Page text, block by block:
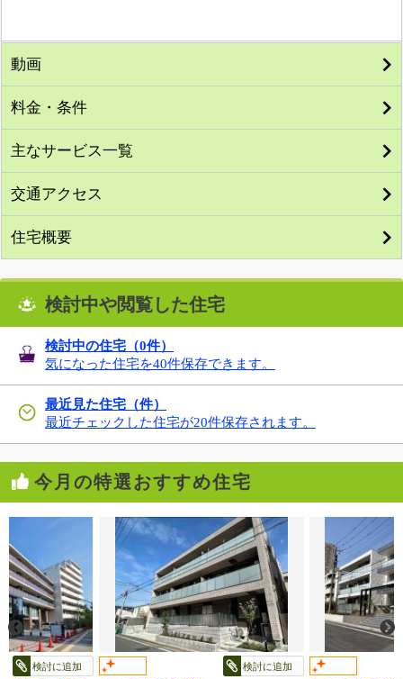
動画
料金・条件
主なサービス一覧
交通アクセス
住宅概要
検討中や閲覧した住宅
検討中の住宅（0件）
気になった住宅を40件保存できます。
最近見た住宅（件）
最近チェックした住宅が20件保存されます。
今月の特選おすすめ住宅
検討に追加 検討に追加